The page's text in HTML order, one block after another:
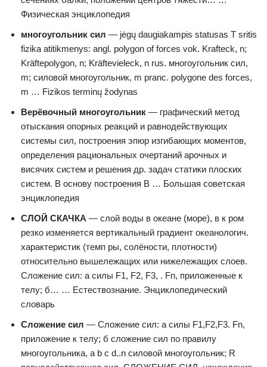
Физическая энциклопедия
многоугольник сил — jėgų daugiakampis statusas T sritis
fizika atitikmenys: angl. polygon of forces vok. Krafteck, n;
Kräftepolygon, n; Kräftevieleck, n rus. многоугольник сил,
m; силовой многоугольник, m pranc. polygone des forces,
m … Fizikos terminų žodynas
Верёвочный многоугольник — графический метод
отыскания опорных реакций и равнодействующих
системы сил, построения эпюр изгибающих моментов,
определения рациональных очертаний арочных и
висячих систем и решения др. задач статики плоских
систем. В основу построения В … Большая советская
энциклопедия
СЛОЙ СКАЧКА — слой воды в океане (море), в к ром
резко изменяется вертикальный градиент океанологич.
характеристик (темп ры, солёности, плотности)
относительно вышележащих или нижележащих слоев.
Сложение сил: а силы F1, F2, F3, . Fn, приложенные к
телу; б… … Естествознание. Энциклопедический
словарь
Сложение сил — Сложение сил: а силы F1,F2,F3. Fn,
приложение к телу; б сложение сил по правилу
многоугольника, a b c d..n силовой многоугольник; R